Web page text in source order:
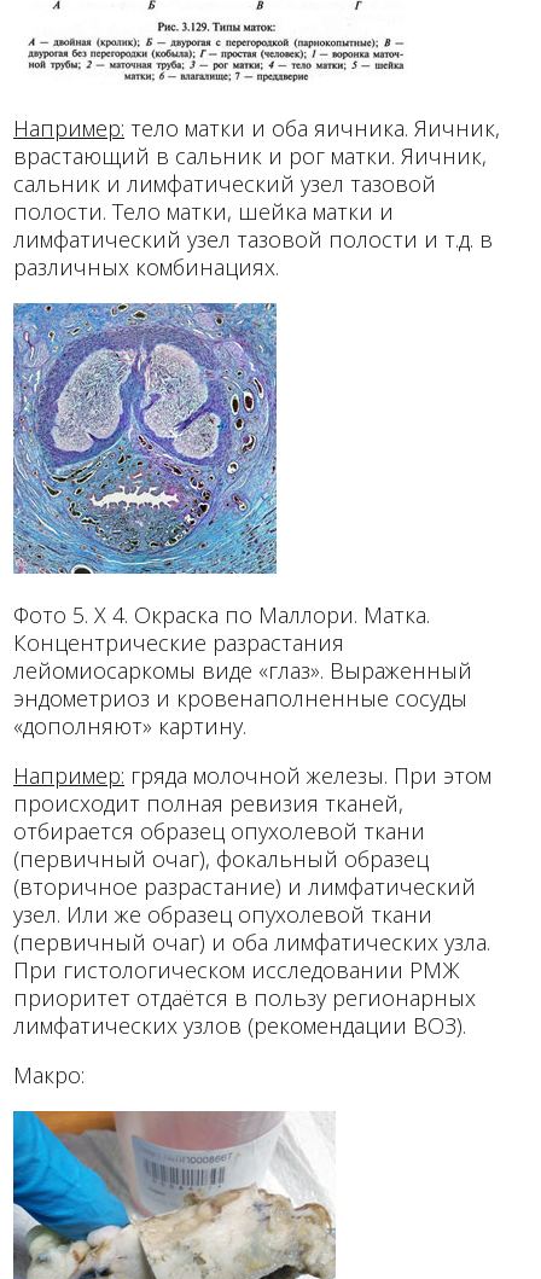
Например: тело матки и оба яичника. Яичник,
врастающий в сальник и рог матки. Яичник,
сальник и лимфатический узел тазовой
полости. Тело матки, шейка матки и
лимфатический узел тазовой полости и т.д. в
различных комбинациях.
Фото 5. Х 4. Окраска по Маллори. Матка.
Концентрические разрастания
лейомиосаркомы виде «глаз». Выраженный
эндометриоз и кровенаполненные сосуды
«дополняют» картину.
Например: гряда молочной железы. При этом
происходит полная ревизия тканей,
отбирается образец опухолевой ткани
(первичный очаг), фокальный образец
(вторичное разрастание) и лимфатический
узел. Или же образец опухолевой ткани
(первичный очаг) и оба лимфатических узла.
При гистологическом исследовании РМЖ
приоритет отдаётся в пользу регионарных
лимфатических узлов (рекомендации ВОЗ).
Макро: